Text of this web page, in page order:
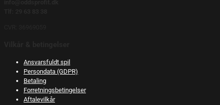
Ansvarsfuldt spil
Persondata (GDPR)
Betaling
Forretningsbetingelser
Aftalevilkår